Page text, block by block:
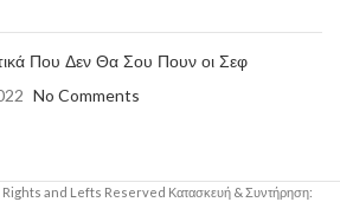
Που Δεν Θα Σου Πουν οι Σεφ
No Comments
and Lefts Reserved Κατασκευή & Συντήρηση: